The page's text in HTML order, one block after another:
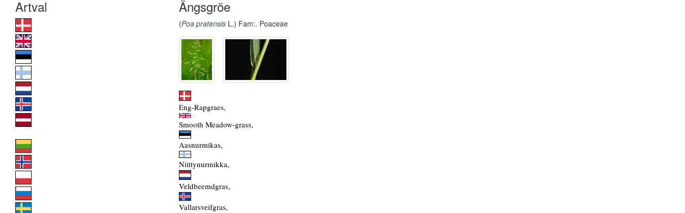
Ängsgröe
(Poa pratensis L.) Fam:. Poaceae
Eng-Rapgraes,
Smooth Meadow-grass,
Aasnurmikas,
Niittynurmikka,
Veldbeemdgras,
Vallarsveifgras,